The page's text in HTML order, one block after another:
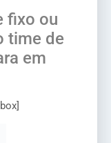
fixo ou
time de
em